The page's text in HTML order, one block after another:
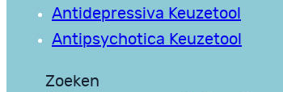
Antidepressiva Keuzetool
Antipsychotica Keuzetool
Zoeken